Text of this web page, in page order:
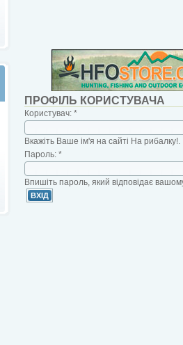
ПРОФІЛЬ КОРИСТУВАЧА
Користувач: *
Вкажіть Ваше ім'я на сайті На рибалку!.
Пароль: *
Впишіть пароль, який відповідає